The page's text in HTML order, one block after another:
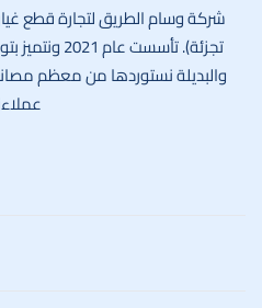
شركة وسام الطريق لتجارة قطع
تجزئة). تأسست
والبديلة نستوردها من معظم